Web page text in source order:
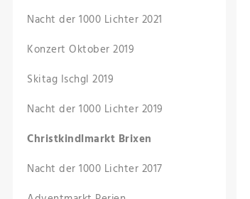
Nacht der 1000 Lichter 2021
Konzert Oktober 2019
Skitag Ischgl 2019
Nacht der 1000 Lichter 2019
Christkindlmarkt Brixen
Nacht der 1000 Lichter 2017